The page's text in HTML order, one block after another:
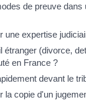
de preuve dans
une expertise
étranger (divorce,
en France ?
devant le
la copie d'un